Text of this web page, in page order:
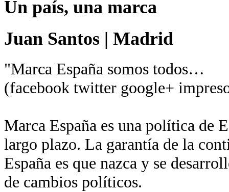
Un país, una marca
Juan Santos | Madrid
"Marca España somos todos…
(facebook twitter google+
Marca España es una política de
largo plazo. La garantía de la
España es que nazca y se
de cambios políticos.